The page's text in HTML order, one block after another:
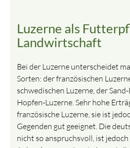
Luzerne als
Landwirtschaft
Bei der Luzerne unterscheidet
Sorten: der französischen
schwedischen Luzerne, der
Hopfen-Luzerne. Sehr hohe
französische Luzerne, sie ist
Gegenden gut geeignet. Die
nicht so anspruchsvoll, ist